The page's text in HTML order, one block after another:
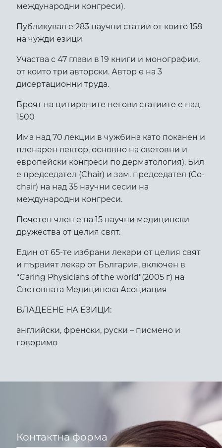
международни конгреси).
Публикувал е 283 научни статии от които 158
на чужди езици
Участва с 47 глави в 19 книги и монографии,
от които три авторски. Автор е на 3
дисертационни труда.
Броят на цитираните негови статиите е над
1500
Има над 70 лекции в чужбина като поканен и
пленарен лектор, основно на световни и
европейски конгреси по дерматология). Бил
е председател (Chair) и зам. председател (Co-
chair) на над 35 научни сесии на
международни конгреси.
Почетен член е на 15 научни медицински
дружества от целия свят.
Един от 65-те избрани лекари от целия свят
и първият лекар от България, включен в
“Caring Physicians of the world”(2005 г) на
Световната Медицинска Асоциация
ВЛАДЕЕНЕ НА ЕЗИЦИ:
английски, френски, руски – писмено и
говоримо
Контактна форма